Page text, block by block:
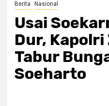
Berita Nasional
Usai
Dur,
Tabur
Soeharto